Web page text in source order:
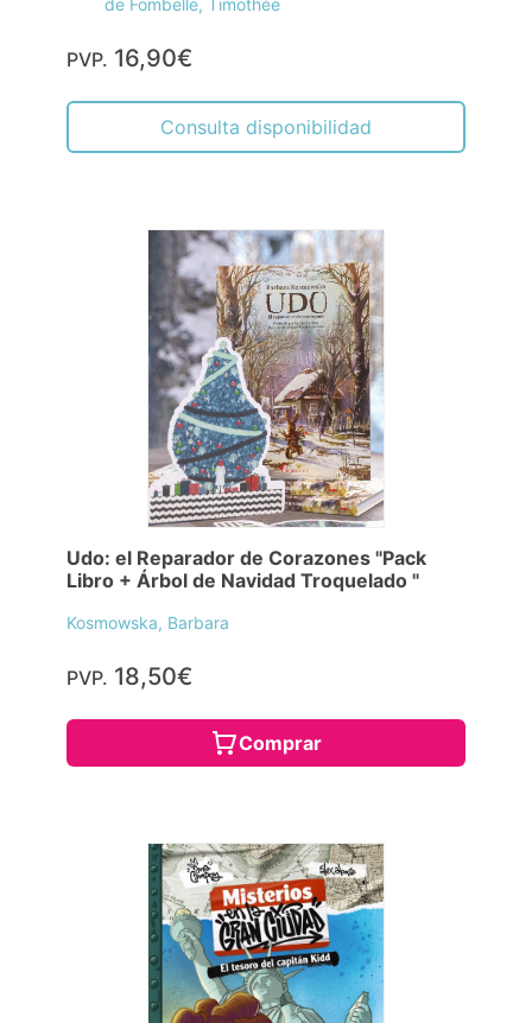
de Fombelle, Timothée
PVP. 16,90€
Consulta disponibilidad
Udo: el Reparador de Corazones "Pack
Libro + Árbol de Navidad Troquelado "
Kosmowska, Barbara
PVP. 18,50€
Comprar